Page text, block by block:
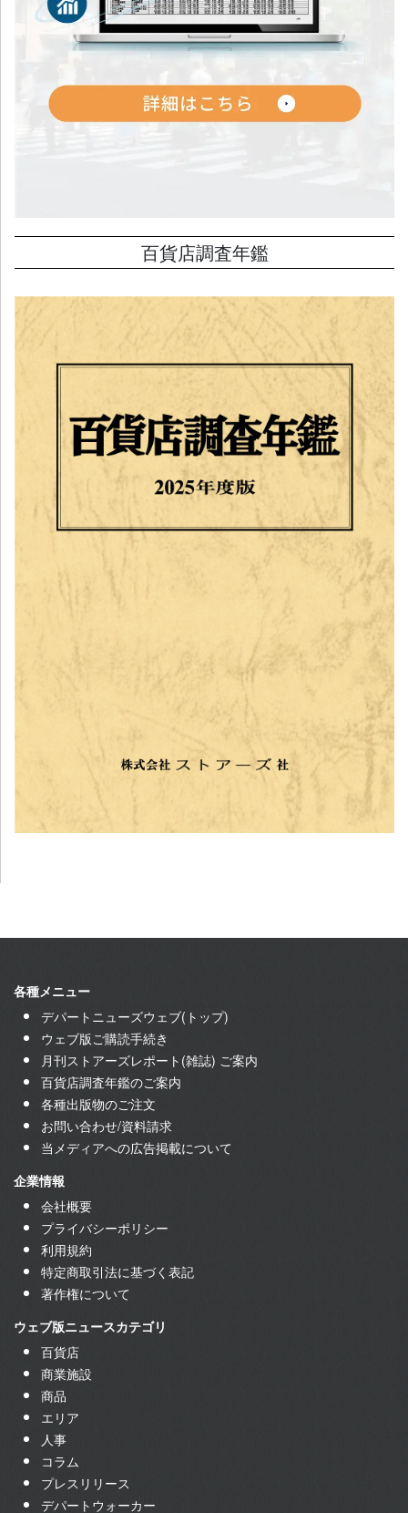
百貨店調査年鑑
各種メニュー
デパートニューズウェブ(トップ)
ウェブ版ご購読手続き
月刊ストアーズレポート(雑誌) ご案内
百貨店調査年鑑のご案内
各種出版物のご注文
お問い合わせ/資料請求
当メディアへの広告掲載について
企業情報
会社概要
プライバシーポリシー
利用規約
特定商取引法に基づく表記
著作権について
ウェブ版ニュースカテゴリ
百貨店
商業施設
商品
エリア
人事
コラム
プレスリリース
デパートウォーカー